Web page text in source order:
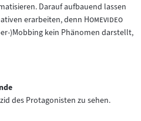
Darauf aufbauend lassen
erarbeiten, denn "Homevideo"
)Mobbing kein Phänomen darstellt,
des Protagonisten zu sehen.